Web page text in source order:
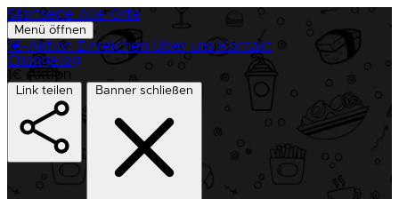
Startseite Alle Orte
Menü öffnen
1€-Aktion Einreichen Über uns Kontakt
Changelog
1€ Aktion
Link teilen Banner schließen